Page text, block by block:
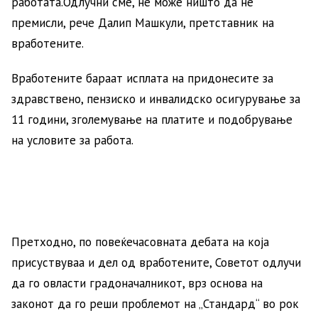
премисли, рече Далип Машкули, претставник на
вработените.
Вработените бараат исплата на придонесите за
здравствено, пензиско и инвалидско осигурување за
11 години, зголемување на платите и подобрување
на условите за работа.
Претходно, по повеќечасовната дебата на која
присуствуваа и дел од вработените, Советот одлучи
да го овласти градоначалникот, врз основа на
законот да го реши проблемот на „Стандард“ во рок